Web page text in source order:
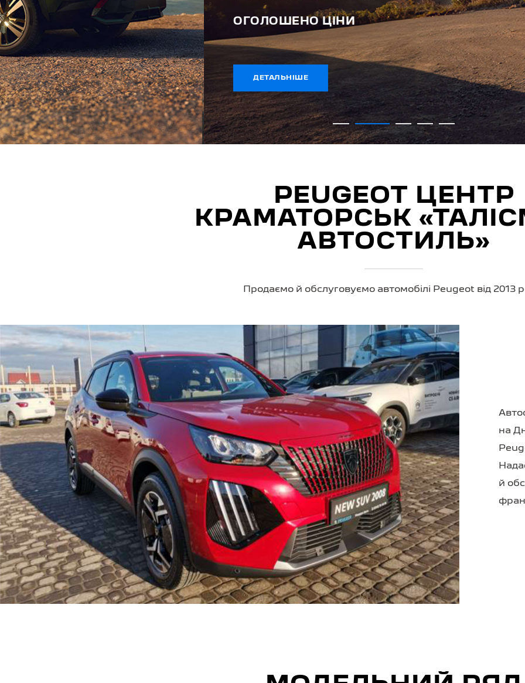
ОГОЛОШЕНО ЦІНИ
ДЕТАЛЬНІШЕ
PEUGEOT ЦЕНТР
КРАМАТОРСЬК
АВТОСТИЛЬ»
Продаємо й обслуговуємо автомобілі Peugeot від 2013
на
й